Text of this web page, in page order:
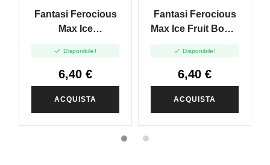
Fantasi Ferocious
Max Ice
- Mini Shot 10+10
 Disponibile!
6,40 €
ACQUISTA
Fantasi Ferocious
Max Ice Fruit Bomb
10+10
 Disponibile!
6,40 €
ACQUISTA